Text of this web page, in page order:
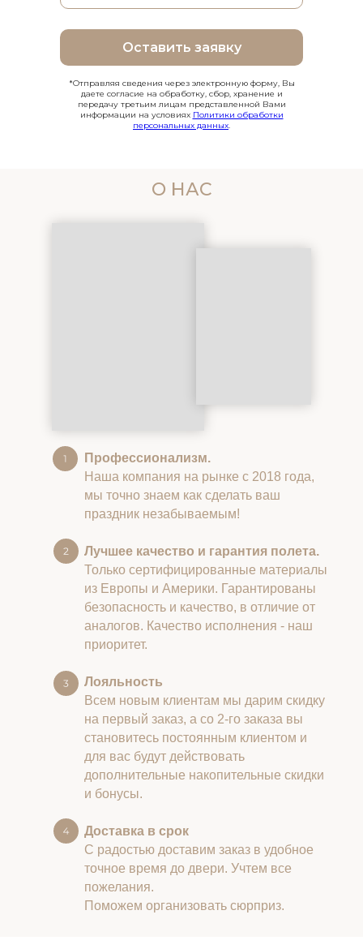
Оставить заявку
*Отправляя сведения через электронную форму, Вы
даете согласие на обработку, сбор, хранение и
передачу третьим лицам представленной Вами
информации на условиях Политики обработки
персональных данных.
О НАС
Профессионализм.
Наша компания на рынке с 2018 года,
мы точно знаем как сделать ваш
праздник незабываемым!
Лучшее качество и гарантия полета.
Только сертифицированные материалы
из Европы и Америки. Гарантированы
безопасность и качество, в отличие от
аналогов. Качество исполнения - наш
приоритет.
Лояльность
Всем новым клиентам мы дарим скидку
на первый заказ, а со 2-го заказа вы
становитесь постоянным клиентом и
для вас будут действовать
дополнительные накопительные скидки
и бонусы.
Доставка в срок
С радостью доставим заказ в удобное
точное время до двери. Учтем все
пожелания.
Поможем организовать сюрприз.